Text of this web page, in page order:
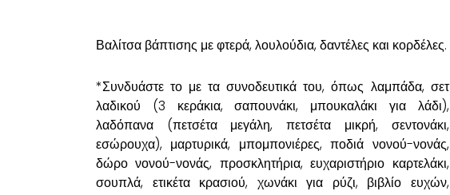
Βαλίτσα βάπτισης με φτερά, λουλούδια, δαντέλες και κορδέλες.
*Συνδυάστε το με τα συνοδευτικά του, όπως λαμπάδα, σετ
λαδικού (3 κεράκια, σαπουνάκι, μπουκαλάκι για λάδι),
λαδόπανα (πετσέτα μεγάλη, πετσέτα μικρή, σεντονάκι,
εσώρουχα), μαρτυρικά, μπομπονιέρες, ποδιά νονού-νονάς,
δώρο νονού-νονάς, προσκλητήρια, ευχαριστήριο καρτελάκι,
σουπλά, ετικέτα κρασιού, χωνάκι για ρύζι, βιβλίο ευχών,